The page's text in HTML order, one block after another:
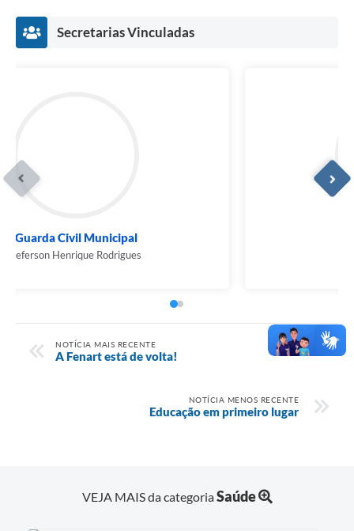
Secretarias Vinculadas
Guarda Civil Municipal
Jeferson Henrique Rodrigues
NOTÍCIA MAIS RECENTE
A Fenart está de volta!
NOTÍCIA MENOS RECENTE
Educação em primeiro lugar
VEJA MAIS da categoriaSaúde